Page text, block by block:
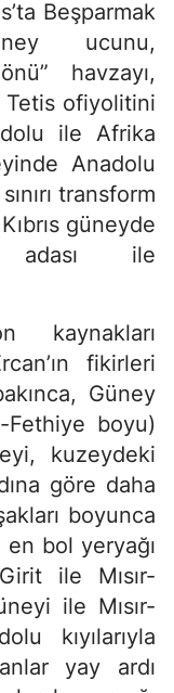
Beşparmak
ucunu,
havzayı,
ofiyolitini
ile Afrika
Anadolu
transform
güneyde
adası ile
kaynakları
fikirleri
Güney
Fethiye boyu)
kuzeydeki
göre daha
boyunca
en bol yeryağı
ile Mısır-
ile Mısır-
kıyılarıyla
yay ardı